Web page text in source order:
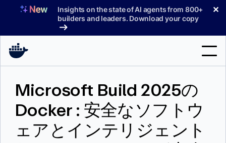
へ
Insights on the state of AI agents from 800+
builders and leaders. Download your copy
✕
サポート
索
Microsoft Build 2025の
Docker : 安全なソフトウ
ェアとインテリジェント